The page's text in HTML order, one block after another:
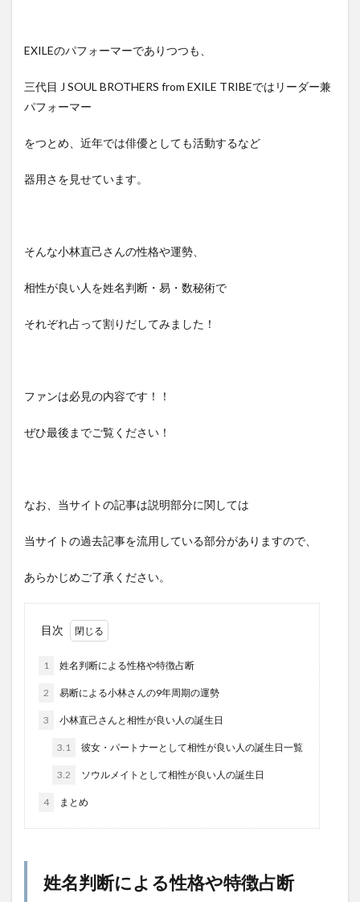
EXILEのパフォーマーでありつつも、
三代目 J SOUL BROTHERS from EXILE TRIBEではリーダー兼
パフォーマー
をつとめ、近年では俳優としても活動するなど
器用さを見せています。
そんな小林直己さんの性格や運勢、
相性が良い人を姓名判断・易・数秘術で
それぞれ占って割りだしてみました！
ファンは必見の内容です！！
ぜひ最後までご覧ください！
なお、当サイトの記事は説明部分に関しては
当サイトの過去記事を流用している部分がありますので、
あらかじめご了承ください。
目次
1 姓名判断による性格や特徴占断
2 易断による小林さんの9年周期の運勢
3 小林直己さんと相性が良い人の誕生日
3.1 彼女・パートナーとして相性が良い人の誕生日一覧
3.2 ソウルメイトとして相性が良い人の誕生日
4 まとめ
姓名判断による性格や特徴占断